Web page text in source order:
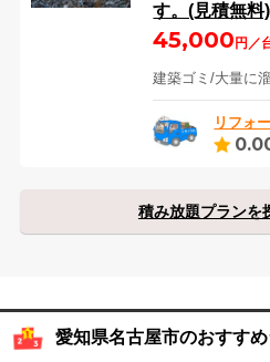
す。(見積無料)
45,000 円／
建築ゴミ/大量に
積み放題プランを
愛知県名古屋市のおすす